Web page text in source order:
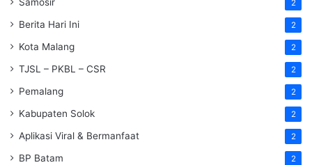
2
Berita Hari Ini 2
Kota Malang 2
TJSL – PKBL – CSR 2
Pemalang 2
Kabupaten Solok 2
Aplikasi Viral & Bermanfaat 2
BP Batam 2